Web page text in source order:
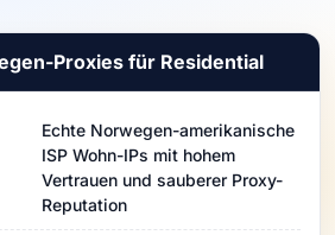
Proxies für Residential
Echte Norwegen-amerikanische
ISP Wohn-IPs mit hohem
Vertrauen und sauberer Proxy-
Reputation